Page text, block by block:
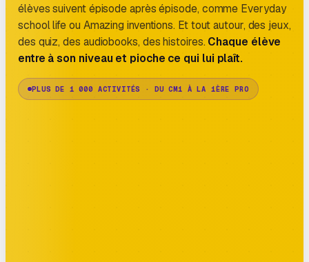
élèves suivent épisode après épisode, comme Everyday
school life ou Amazing inventions. Et tout autour, des jeux,
des quiz, des audiobooks, des histoires. Chaque élève
entre à son niveau et pioche ce qui lui plaît.
PLUS DE 1 000 ACTIVITÉS · DU CM1 À LA 1ÈRE PRO